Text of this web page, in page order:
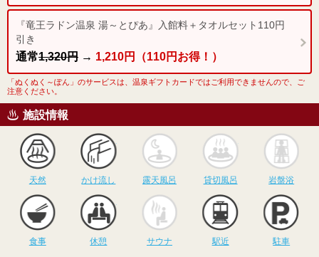
『竜王ラドン温泉 湯～とぴあ』入館料＋タオルセット110円
引き
通常1,320円 → 1,210円（110円お得！）
「ぬくぬく～ぽん」のサービスは、温泉ギフトカードではご利用できませんので、ご
注意ください。
施設情報
天然
かけ流し
かけ流し
露天風呂
露天風呂
貸切風呂
貸切風呂 岩盤浴
食事 休憩
サウナ
サウナ 駅近 駐車